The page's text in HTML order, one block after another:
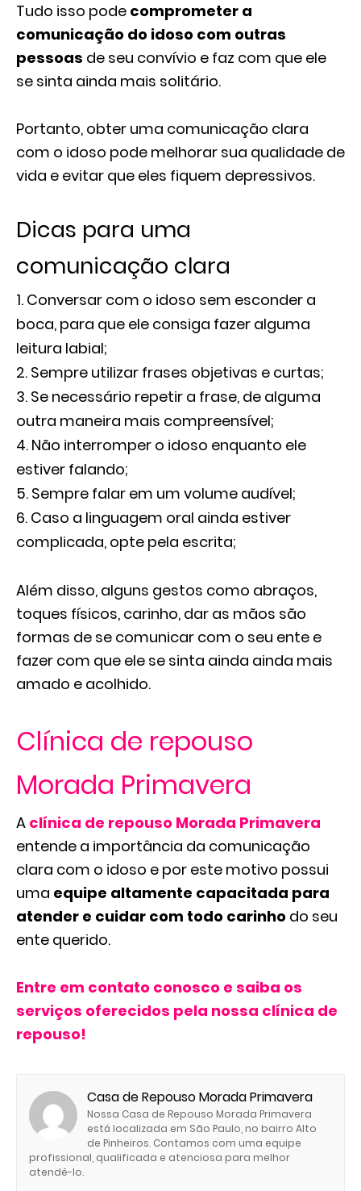
Tudo isso pode comprometer a
comunicação do idoso com outras
pessoas de seu convívio e faz com que ele
se sinta ainda mais solitário.
Portanto, obter uma comunicação clara
com o idoso pode melhorar sua qualidade de
vida e evitar que eles fiquem depressivos.
Dicas para uma
comunicação clara
Conversar com o idoso sem esconder a
boca, para que ele consiga fazer alguma
leitura labial;
Sempre utilizar frases objetivas e curtas;
Se necessário repetir a frase, de alguma
outra maneira mais compreensível;
Não interromper o idoso enquanto ele
estiver falando;
Sempre falar em um volume audível;
Caso a linguagem oral ainda estiver
complicada, opte pela escrita;
Além disso, alguns gestos como abraços,
toques físicos, carinho, dar as mãos são
formas de se comunicar com o seu ente e
fazer com que ele se sinta ainda ainda mais
amado e acolhido.
Clínica de repouso
Morada Primavera
A clínica de repouso Morada Primavera
entende a importância da comunicação
clara com o idoso e por este motivo possui
uma equipe altamente capacitada para
atender e cuidar com todo carinho do seu
ente querido.
Entre em contato conosco e saiba os
serviços oferecidos pela nossa clínica de
repouso!
Casa de Repouso Morada Primavera
Nossa Casa de Repouso Morada Primavera
está localizada em São Paulo, no bairro Alto
de Pinheiros. Contamos com uma equipe
profissional, qualificada e atenciosa para melhor
atendê-lo.